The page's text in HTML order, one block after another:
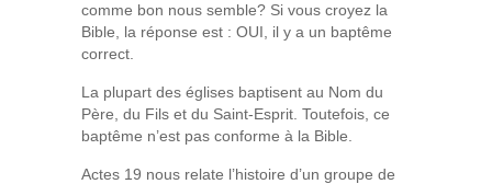
comme bon nous semble? Si vous croyez la
Bible, la réponse est : OUI, il y a un baptême
correct.
La plupart des églises baptisent au Nom du
Père, du Fils et du Saint-Esprit. Toutefois, ce
baptême n’est pas conforme à la Bible.
Actes 19 nous relate l’histoire d’un groupe de